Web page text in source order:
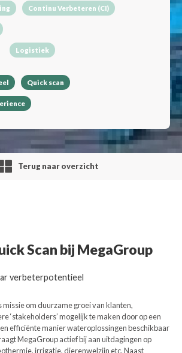
Continu Verbeteren (CI)
Logistiek
Quick scan
Terug naar overzicht
Scan bij MegaGroup
verbeterpotentieel
missie om duurzame groei van klanten,
‘stakeholders’ mogelijk te maken door op een
efficiënte manier wateroplossingen beschikbaar
MegaGroup actief bij aan uitdagingen op
irrigatie, dierenwelzijn etc. Naast